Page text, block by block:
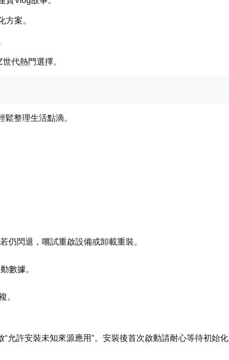
案。
代熱門選擇。
整理生活點滴。
仍閃退，嚐試重啟設備或卸載重裝。
數據。
。
允許安裝未知來源應用”。安裝後首次啟動請耐心等待初始化